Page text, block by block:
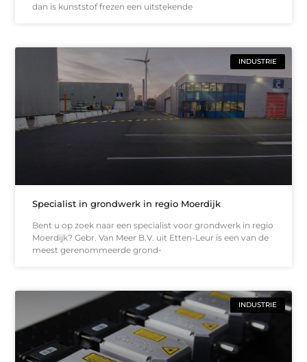
dan is kunststof frezen een uitstekende
INDUSTRIE
Specialist in grondwerk in regio Moerdijk
Bent u op zoek naar een specialist voor grondwerk in regio
Moerdijk? Gebr. Van Meer B.V. uit Etten-Leur is een van de
meest gerenommeerde grond-
INDUSTRIE